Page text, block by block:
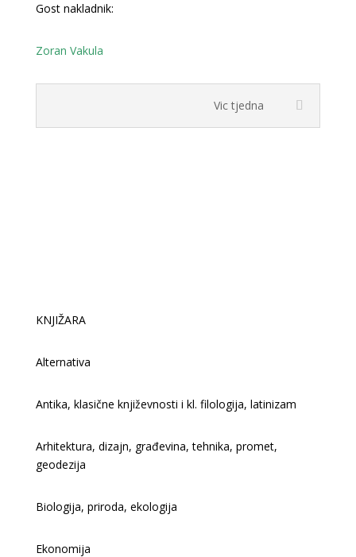
Gost nakladnik:
Zoran Vakula
Vic tjedna
KNJIŽARA
Alternativa
Antika, klasične književnosti i kl. filologija, latinizam
Arhitektura, dizajn, građevina, tehnika, promet,
geodezija
Biologija, priroda, ekologija
Ekonomija